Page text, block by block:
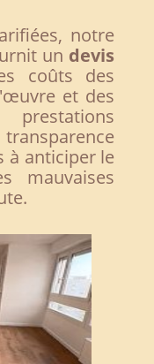
notre
un devis
coûts des
et des
à anticiper le
mauvaises